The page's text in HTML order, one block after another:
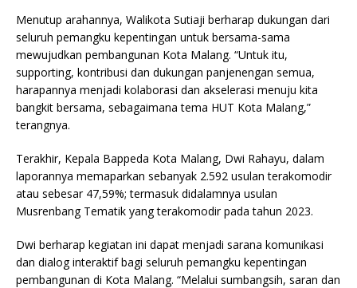
Menutup arahannya, Walikota Sutiaji berharap dukungan dari
seluruh pemangku kepentingan untuk bersama-sama
mewujudkan pembangunan Kota Malang. “Untuk itu,
supporting, kontribusi dan dukungan panjenengan semua,
harapannya menjadi kolaborasi dan akselerasi menuju kita
bangkit bersama, sebagaimana tema HUT Kota Malang,”
terangnya.
Terakhir, Kepala Bappeda Kota Malang, Dwi Rahayu, dalam
laporannya memaparkan sebanyak 2.592 usulan terakomodir
atau sebesar 47,59%; termasuk didalamnya usulan
Musrenbang Tematik yang terakomodir pada tahun 2023.
Dwi berharap kegiatan ini dapat menjadi sarana komunikasi
dan dialog interaktif bagi seluruh pemangku kepentingan
pembangunan di Kota Malang. “Melalui sumbangsih, saran dan